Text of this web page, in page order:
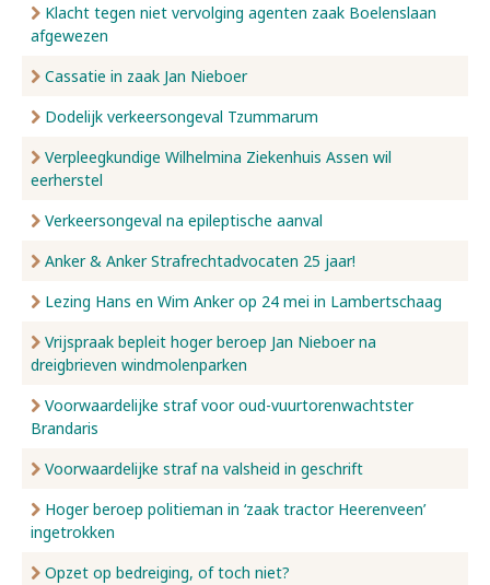
Klacht tegen niet vervolging agenten zaak Boelenslaan
afgewezen
Cassatie in zaak Jan Nieboer
Dodelijk verkeersongeval Tzummarum
Verpleegkundige Wilhelmina Ziekenhuis Assen wil
eerherstel
Verkeersongeval na epileptische aanval
Anker & Anker Strafrechtadvocaten 25 jaar!
Lezing Hans en Wim Anker op 24 mei in Lambertschaag
Vrijspraak bepleit hoger beroep Jan Nieboer na
dreigbrieven windmolenparken
Voorwaardelijke straf voor oud-vuurtorenwachtster
Brandaris
Voorwaardelijke straf na valsheid in geschrift
Hoger beroep politieman in ‘zaak tractor Heerenveen’
ingetrokken
Opzet op bedreiging, of toch niet?